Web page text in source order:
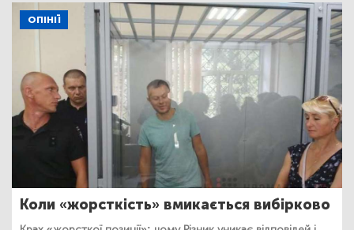
ОПІНІЇ
Коли «жорсткість» вмикається вибірково